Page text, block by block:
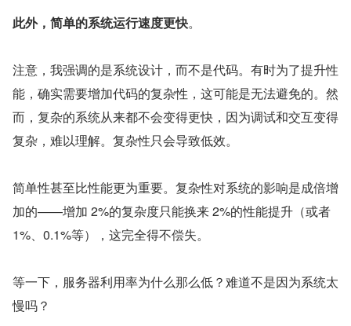
此外，简单的系统运行速度更快。
注意，我强调的是系统设计，而不是代码。有时为了提升性
能，确实需要增加代码的复杂性，这可能是无法避免的。然
而，复杂的系统从来都不会变得更快，因为调试和交互变得
复杂，难以理解。复杂性只会导致低效。
简单性甚至比性能更为重要。复杂性对系统的影响是成倍增
加的——增加 2%的复杂度只能换来 2%的性能提升（或者
1%、0.1%等），这完全得不偿失。
等一下，服务器利用率为什么那么低？难道不是因为系统太
慢吗？